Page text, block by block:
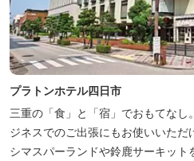
プラトンホテル四日市
三重の「食」と「宿」でおもてな
ジネスでのご出張にもお使いいた
シマスパーランドや鈴鹿サーキット